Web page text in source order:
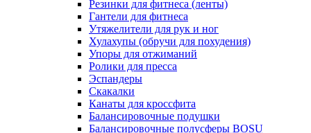
Резинки для фитнеса (ленты)
Гантели для фитнеса
Утяжелители для рук и ног
Хулахупы (обручи для похудения)
Упоры для отжиманий
Ролики для пресса
Эспандеры
Скакалки
Канаты для кроссфита
Балансировочные подушки
Балансировочные полусферы BOSU